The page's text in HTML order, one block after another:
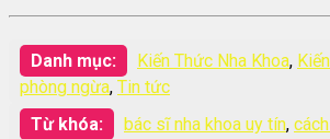
Danh mục: Kiến Thức Nha Khoa,
phòng ngừa, Tin tức
Từ khóa:
bác sĩ nha khoa uy tín,